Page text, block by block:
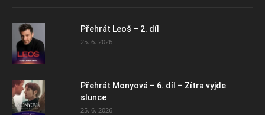
Přehrát Leoš – 2. díl
25. 6. 2026
Přehrát Monyová – 6. díl – Zítra vyjde
slunce
25. 6. 2026